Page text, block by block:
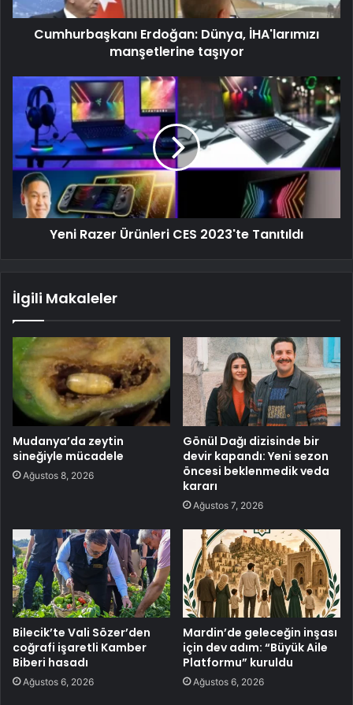
Cumhurbaşkanı Erdoğan: Dünya, İHA'larımızı
manşetlerine taşıyor
Yeni Razer Ürünleri CES 2023'te Tanıtıldı
İlgili Makaleler
Mudanya’da zeytin
sineğiyle mücadele
Ağustos 8, 2026
Gönül Dağı dizisinde bir
devir kapandı: Yeni sezon
öncesi beklenmedik veda
kararı
Ağustos 7, 2026
Bilecik’te Vali Sözer’den
coğrafi işaretli Kamber
Biberi hasadı
Ağustos 6, 2026
Mardin’de geleceğin inşası
için dev adım: “Büyük Aile
Platformu” kuruldu
Ağustos 6, 2026